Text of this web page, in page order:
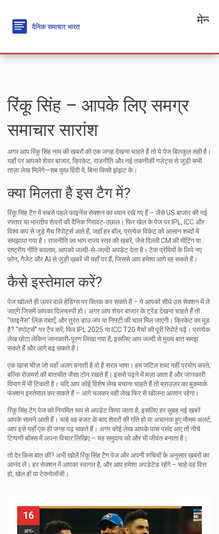
मेन्यू
रिंकू सिंह – आपके लिए समग्र
समाचार सारांश
अगर आप रिंकू सिंह नाम की खबरों को एक जगह देखना चाहते हैं तो ये पेज बिलकुल सही है।
यहाँ पर आपको शेयर बाजार, क्रिकेट, राजनीति और नई तकनीकी गज़ेट्स से जुड़ी सभी
ताज़ा लेख मिलेंगे—सब कुछ हिंदी में, बिना किसी झंझट के।
क्या मिलता है इस टैग में?
रिंकू सिंह टैग में सबसे पहले फाइनेंस सेक्शन का ध्यान रखे गए हैं – जैसे US बाजार की नई
रफ्तार या भारतीय शेयरों की दैनिक गिरावट‑उछाल। फिर खेल के पेज पर IPL, ICC और
विश्व कप से जुड़े मैच रिपोर्ट्स आते हैं, जहाँ हर बॉल, प्रत्येक विकेट को आसान शब्दों में
समझाया गया है। राजनीति का भाग राज्य स्तर की खबरें, जैसे दिल्ली CM की मीटिंग या
राष्ट्रीय नीति बदलाव, आपको जल्दी‑से‑जल्दी अपडेट देता है। टेक प्रेमियों के लिये नए
फोन, गैजेट और AI से जुड़ी ख़बरें भी यहाँ पर हैं, जिससे आप हमेशा आगे रह सकते हैं।
कैसे इस्तेमाल करें?
पेज खोलते ही ऊपर वाले हेडिंग्स पर क्लिक कर सकते हैं – ये आपको सीधे उस सेक्शन में ले
जाएंगे जिसमें आपका दिलचस्पी हो। अगर आप शेयर बाजार के ट्रेंड देखना चाहते हैं तो
“फाइनेंस” लिंक दबाएँ, और तुरंत डाउ जंप या निफ्टी की चाल मिल जाएगी। क्रिकेट का मूड
है? “स्पोर्ट्स” पर टैप करें, फिर IPL 2025 या ICC T20 मैचों की पूरी रिपोर्ट पढ़ें। प्रत्येक
लेख छोटा लेकिन जानकारी‑पूरण लिखा गया है, इसलिए आप जल्दी से मुख्य बात समझ
सकते हैं और आगे बढ़ सकते हैं।
एक खास चीज़ जो यहाँ अलग बनाती है वो है सरल भाषा। हम जटिल शब्द नहीं प्रयोग करते,
बल्कि रोज़मर्रा की बातचीत जैसा टोन रखते हैं। इससे पढ़ने में मज़ा आता है और जानकारी
दिमाग में भी टिकती है। यदि आप कोई विशेष लेख बचाना चाहते हैं तो ब्राउज़र का बुकमार्क
फंक्शन इस्तेमाल कर सकते हैं – आगे चलकर वही लेख फिर से खोलना आसान रहेगा।
रिंकू सिंह टैग पेज को नियमित रूप से अपडेट किया जाता है, इसलिए हर सुबह नई खबरें
आपके सामने आती हैं। चाहे वह बजट के बाद शेयरों की गति हो या अचानक हुए मौसम अलर्ट,
आप इसे यहाँ एक ही जगह पढ़ सकते हैं। अगर कोई लेख आपके पास पसंद आए तो नीचे
टिप्पणी बॉक्स में अपना विचार लिखिए – यह समुदाय को और भी जीवंत बनाता है।
तो देर किस बात की? अभी खोलें रिंकू सिंह टैग पेज और अपनी रुचियों के अनुसार ख़बरों का
आनंद लें। हर सेक्शन में आपका स्वागत है, और आप हमेशा अपडेटेड रहेंगे – चाहे वह वित्त
हो, खेल हों या टेक्नोलॉजी।
16
अग॰